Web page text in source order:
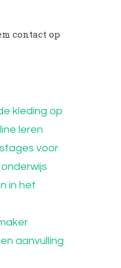
contact op
kleding op
leren
voor
in het
aanvulling